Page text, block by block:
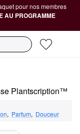
pour nos membres
AU PROGRAMME
Plantscription™
, Parfum, Douceur